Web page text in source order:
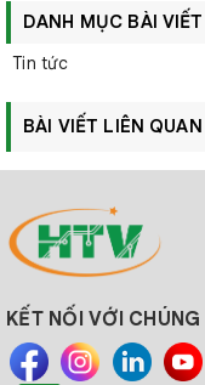
DANH MỤC BÀI VIẾT
Tin tức
BÀI VIẾT LIÊN QUAN
KẾT NỐI VỚI CHÚNG